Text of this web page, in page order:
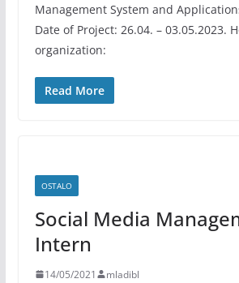
Management System and
Date of Project: 26.04. – 03.05.2023.
organization:
Read More
OSTALO
Social Media
Intern
14/05/2021
mladibl